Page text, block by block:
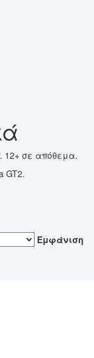
12+ σε απόθεμα.
GT2.
Εμφάνιση